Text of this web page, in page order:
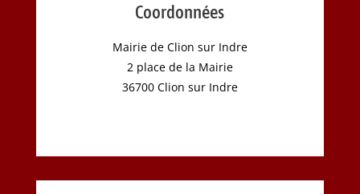
Coordonnées
Mairie de Clion sur Indre
2 place de la Mairie
36700 Clion sur Indre